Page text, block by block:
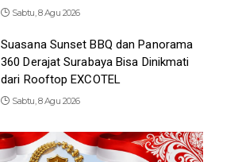
Sabtu, 8 Agu 2026
Suasana Sunset BBQ dan Panorama
360 Derajat Surabaya Bisa Dinikmati
dari Rooftop EXCOTEL
Sabtu, 8 Agu 2026